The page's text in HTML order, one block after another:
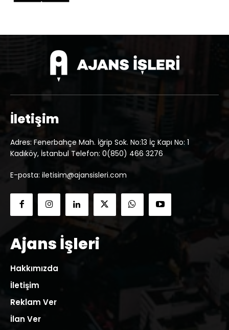
İletişim
Adres: Fenerbahçe Mah. İğrip Sok. No:13 İç Kapı No: 1
Kadıköy, İstanbul Telefon: 0(850) 466 3276
E-posta: iletisim@ajansisleri.com
Ajans İşleri
Hakkımızda
İletişim
Reklam Ver
İlan Ver